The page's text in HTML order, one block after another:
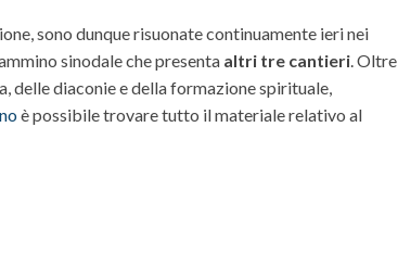
sono dunque risuonate continuamente ieri nei
sinodale che presenta altri tre cantieri . Oltre
delle diaconie e della formazione spirituale,
è possibile trovare tutto il materiale relativo al